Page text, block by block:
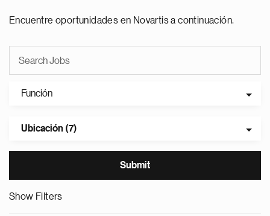
Encuentre oportunidades en Novartis a continuación.
Función
Ubicación (7)
Show Filters